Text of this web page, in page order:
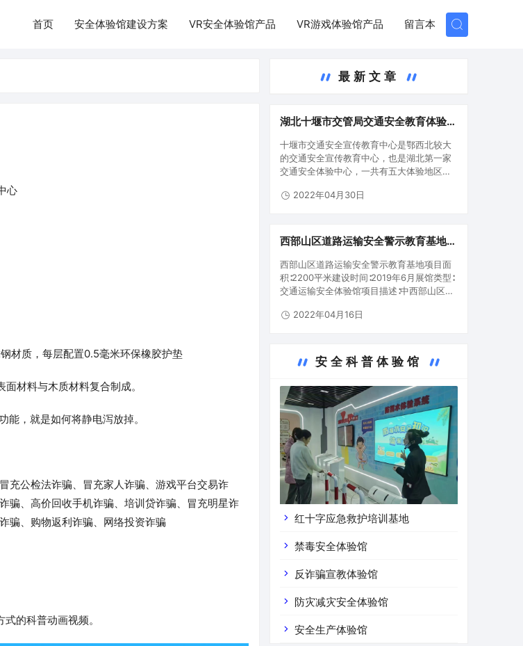
首页 安全体验馆建设方案 VR安全体验馆产品 VR游戏体验馆产品 留言本
心
材质，每层配置0.5毫米环保橡胶护垫
材料与木质材料复合制成。
，就是如何将静电泻放掉。
充公检法诈骗、冒充家人诈骗、游戏平台交易诈
骗、高价回收手机诈骗、培训贷诈骗、冒充明星诈
骗、购物返利诈骗、网络投资诈骗
的科普动画视频。
最新文章
湖北十堰市交管局交通安全教育体验基
十堰市交通安全宣传教育中心是鄂西北较大
的交通安全宣传教育中心，也是湖北第一家
交通安全体验中心，一共有五大体验地区。
区：交通安全专业知识学习培训区第三地
2022年04月30日
西部山区道路运输安全警示教育基地,
育培训基地
西部山区道路运输安全警示教育基地项目面
积∶2200平米建设时间∶2019年6月展馆类型∶
交通运输安全体验馆项目描述∶中西部山区地
部、贵州市人民政府共创的西部地区第一个
2022年04月16日
安全科普体验馆
红十字应急救护培训基地
禁毒安全体验馆
反诈骗宣教体验馆
防灾减灾安全体验馆
安全生产体验馆